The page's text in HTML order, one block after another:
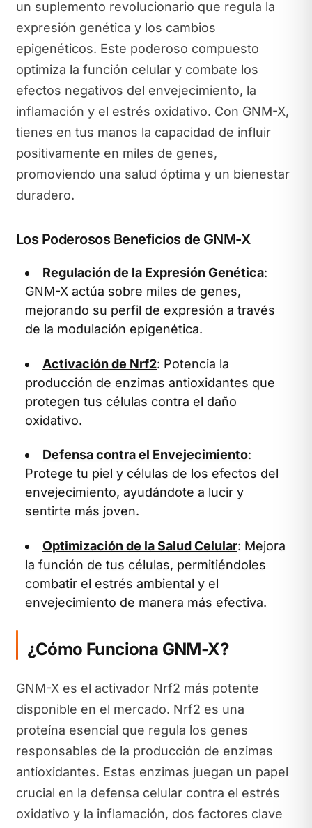
un suplemento revolucionario que regula la
expresión genética y los cambios
epigenéticos. Este poderoso compuesto
optimiza la función celular y combate los
efectos negativos del envejecimiento, la
inflamación y el estrés oxidativo. Con GNM-X,
tienes en tus manos la capacidad de influir
positivamente en miles de genes,
promoviendo una salud óptima y un bienestar
duradero.
Los Poderosos Beneficios de GNM-X
Regulación de la Expresión Genética:
GNM-X actúa sobre miles de genes,
mejorando su perfil de expresión a través
de la modulación epigenética.
Activación de Nrf2: Potencia la
producción de enzimas antioxidantes que
protegen tus células contra el daño
oxidativo.
Defensa contra el Envejecimiento:
Protege tu piel y células de los efectos del
envejecimiento, ayudándote a lucir y
sentirte más joven.
Optimización de la Salud Celular: Mejora
la función de tus células, permitiéndoles
combatir el estrés ambiental y el
envejecimiento de manera más efectiva.
¿Cómo Funciona GNM-X?
GNM-X es el activador Nrf2 más potente
disponible en el mercado. Nrf2 es una
proteína esencial que regula los genes
responsables de la producción de enzimas
antioxidantes. Estas enzimas juegan un papel
crucial en la defensa celular contra el estrés
oxidativo y la inflamación, dos factores clave